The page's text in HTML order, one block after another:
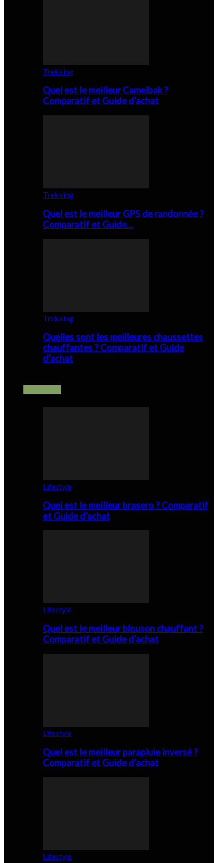
Trekking
Quel est le meilleur Camelbak ?
Comparatif et Guide d’achat
Trekking
Quel est le meilleur GPS de randonnée ?
Comparatif et Guide…
Trekking
Quelles sont les meilleures chaussettes
chauffantes ? Comparatif et Guide
d’achat
Lifestyle
Quel est le meilleur brasero ? Comparatif
et Guide d’achat
Lifestyle
Quel est le meilleur blouson chauffant ?
Comparatif et Guide d’achat
Lifestyle
Quel est le meilleur parapluie inversé ?
Comparatif et Guide d’achat
Lifestyle